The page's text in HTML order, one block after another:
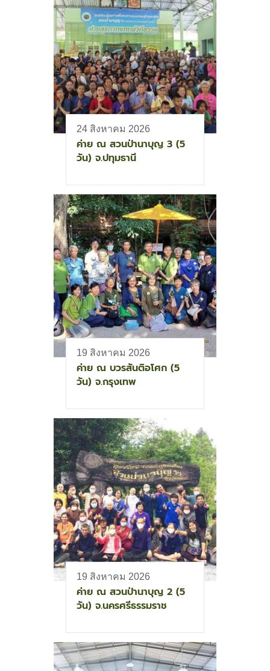
24 สิงหาคม 2026
ค่าย ณ สวนป่านาบุญ 3 (5
วัน) จ.ปทุมธานี
19 สิงหาคม 2026
ค่าย ณ บวรสันติอโศก (5
วัน) จ.กรุงเทพ
19 สิงหาคม 2026
ค่าย ณ สวนป่านาบุญ 2 (5
วัน) จ.นครศรีธรรมราช